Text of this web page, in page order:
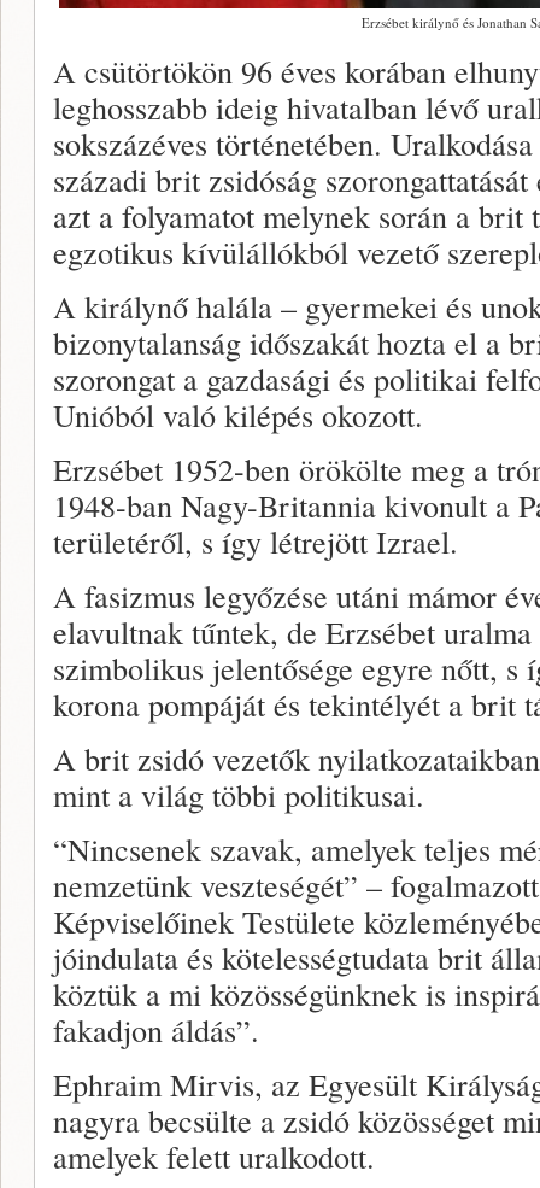
Erzsébet királynő és Jonathan
A csütörtökön 96 éves korában
leghosszabb ideig hivatalban lévő
sokszázéves történetében.
századi brit zsidóság
azt a folyamatot melynek során a brit
egzotikus kívülállókból vezető
A királynő halála – gyermekei és
bizonytalanság időszakát hozta el a
szorongat a gazdasági és politikai
Unióból való kilépés okozott.
Erzsébet 1952-ben örökölte meg a
1948-ban Nagy-Britannia kivonult a
területéről, s így létrejött Izrael.
A fasizmus legyőzése utáni mámor
elavultnak tűntek, de Erzsébet
szimbolikus jelentősége egyre nőtt,
korona pompáját és tekintélyét a brit
A brit zsidó vezetők
mint a világ többi politikusai.
“Nincsenek szavak, amelyek teljes
nemzetünk veszteségét” –
Képviselőinek Testülete
jóindulata és kötelességtudata brit
köztük a mi közösségünknek is
fakadjon áldás”.
Ephraim Mirvis, az Egyesült
nagyra becsülte a zsidó közösséget
amelyek felett uralkodott.